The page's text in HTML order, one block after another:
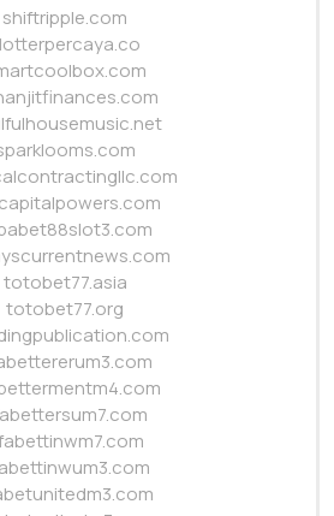
shiftripple.com
totobet77.asia
totobet77.org